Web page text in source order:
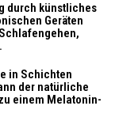
durch künstliches
Geräten
in Schichten
der natürliche
einem Melatonin-